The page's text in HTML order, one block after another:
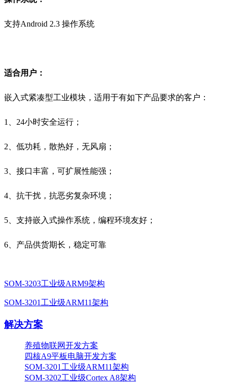
支持Android 2.3 操作系统
适合用户：
嵌入式紧凑型工业模块，适用于有如下产品要求的客户：
1、24小时安全运行；
2、低功耗，散热好，无风扇；
3、接口丰富，可扩展性能强；
4、抗干扰，抗恶劣复杂环境；
5、支持嵌入式操作系统，编程环境友好；
6、产品供货期长，稳定可靠
SOM-3203工业级ARM9架构
SOM-3201工业级ARM11架构
解决方案
养殖物联网开发方案
四核A9平板电脑开发方案
SOM-3201工业级ARM11架构
SOM-3202工业级Cortex A8架构